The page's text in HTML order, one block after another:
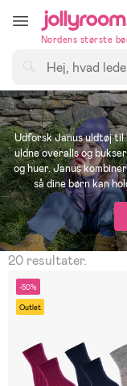
till
innehålletNordens største
Udforsk Janus uldtøj til
uldne overalls og
og huer. Janus
så dine børn kan
20 resultater.
-50%
Outlet